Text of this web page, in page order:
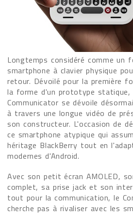
Longtemps considéré comme un
smartphone à clavier physique
retour. Dévoilé pour la première
la forme d'un prototype statique,
Communicator se dévoile
à travers une longue vidéo de
son constructeur. L'occasion de
ce smartphone atypique qui
héritage BlackBerry tout en
modernes d'Android.
Avec son petit écran AMOLED,
complet, sa prise jack et son
tout pour la communication, le
cherche pas à rivaliser avec les